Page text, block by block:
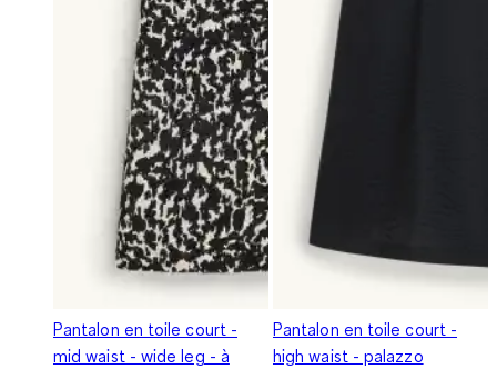
Pantalon en toile court -
mid waist - wide leg - à
Pantalon en toile court -
high waist - palazzo